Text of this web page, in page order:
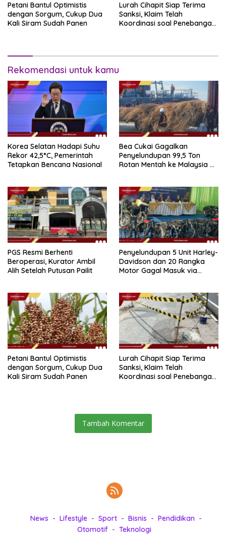
Petani Bantul Optimistis
dengan Sorgum, Cukup Dua
Kali Siram Sudah Panen
Lurah Cihapit Siap Terima
Sanksi, Klaim Telah
Koordinasi soal Penebangan
Rekomendasi untuk kamu
Korea Selatan Hadapi Suhu
Rekor 42,5°C, Pemerintah
Tetapkan Bencana Nasional
Bea Cukai Gagalkan
Penyelundupan 99,5 Ton
Rotan Mentah ke Malaysia di
PGS Resmi Berhenti
Beroperasi, Kurator Ambil
Alih Setelah Putusan Pailit
Penyelundupan 5 Unit Harley-
Davidson dan 20 Rangka
Motor Gagal Masuk via
Petani Bantul Optimistis
dengan Sorgum, Cukup Dua
Kali Siram Sudah Panen
Lurah Cihapit Siap Terima
Sanksi, Klaim Telah
Koordinasi soal Penebangan
Tambah Komentar
News Lifestyle Sport Bisnis
Pendidikan
Otomotif
Teknologi